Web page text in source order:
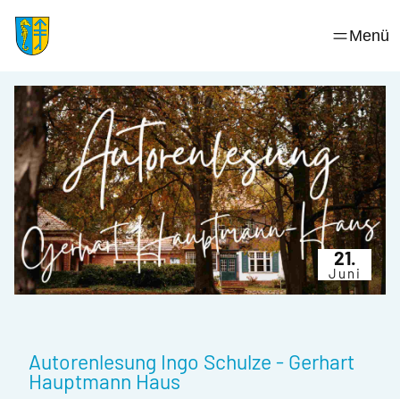
content
Menü
21.
Juni
Autorenlesung Ingo Schulze - Gerhart
Hauptmann Haus